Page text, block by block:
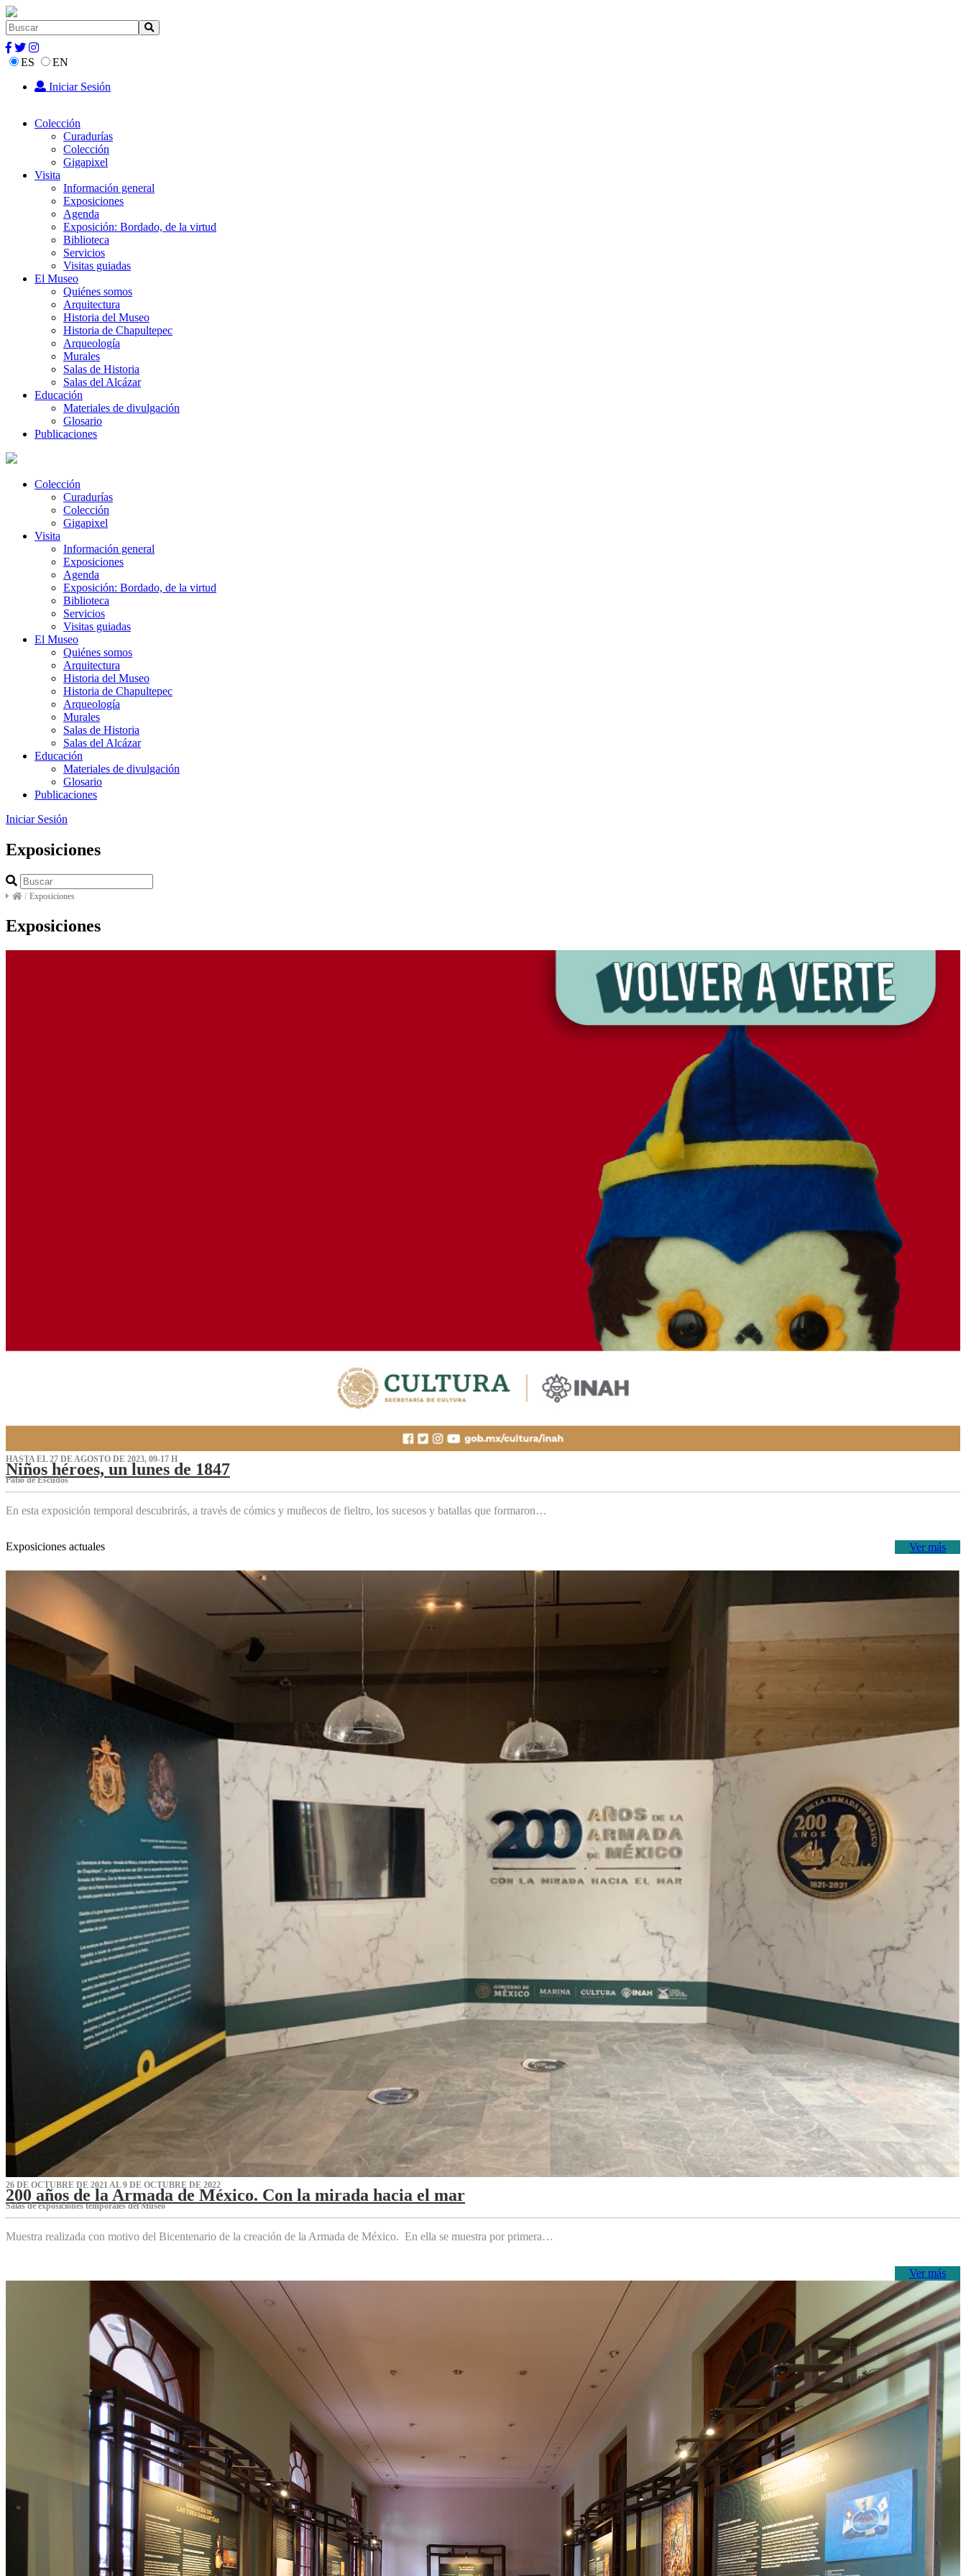
ES
EN
Iniciar Sesión
Colección
Curadurías
Colección
Gigapixel
Visita
Información general
Exposiciones
Agenda
Exposición: Bordado, de la virtud
Biblioteca
Servicios
Visitas guiadas
El Museo
Quiénes somos
Arquitectura
Historia del Museo
Historia de Chapultepec
Arqueología
Murales
Salas de Historia
Salas del Alcázar
Educación
Materiales de divulgación
Glosario
Publicaciones
Colección
Curadurías
Colección
Gigapixel
Visita
Información general
Exposiciones
Agenda
Exposición: Bordado, de la virtud
Biblioteca
Servicios
Visitas guiadas
El Museo
Quiénes somos
Arquitectura
Historia del Museo
Historia de Chapultepec
Arqueología
Murales
Salas de Historia
Salas del Alcázar
Educación
Materiales de divulgación
Glosario
Publicaciones
Iniciar Sesión
Exposiciones
/ Exposiciones
Exposiciones
HASTA EL 27 DE AGOSTO DE 2023, 09-17 H
Niños héroes, un lunes de 1847
Patio de Escudos
En esta exposición temporal descubrirás, a través de cómics y muñecos de fieltro, los sucesos y batallas que formaron…
Ver más
Exposiciones actuales
26 DE OCTUBRE DE 2021 AL 9 DE OCTUBRE DE 2022
200 años de la Armada de México. Con la mirada hacia el mar
Salas de exposiciones temporales del Museo‌
Muestra realizada con motivo del Bicentenario de la creación de la Armada de México. En ella se muestra por primera…
Ver más